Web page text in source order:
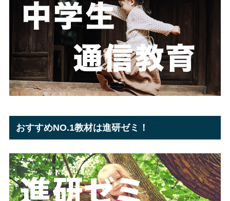
おすすめNO.1教材は進研ゼミ！